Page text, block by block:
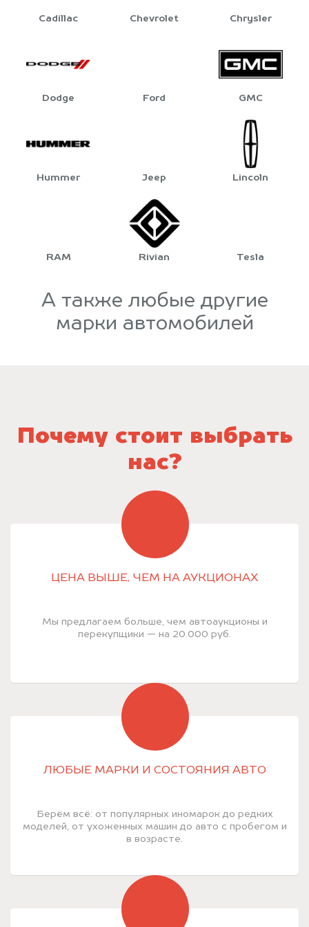
Cadillac Chevrolet Chrysler
Dodge Ford GMC
Hummer Jeep Lincoln
RAM Rivian Tesla
А также любые другие
марки автомобилей
Почему стоит выбрать
нас?
ЦЕНА ВЫШЕ, ЧЕМ НА АУКЦИОНАХ
Мы предлагаем больше, чем автоаукционы и
перекупщики — на 20.000 руб.
ЛЮБЫЕ МАРКИ И СОСТОЯНИЯ АВТО
Берём всё: от популярных иномарок до редких
моделей, от ухоженных машин до авто с пробегом и
в возрасте.